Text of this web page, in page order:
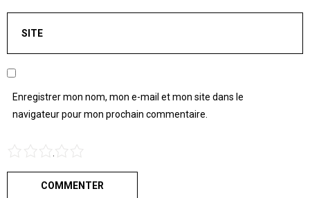
Enregistrer mon nom, mon e-mail et mon site dans le
navigateur pour mon prochain commentaire.
5
4
3
2